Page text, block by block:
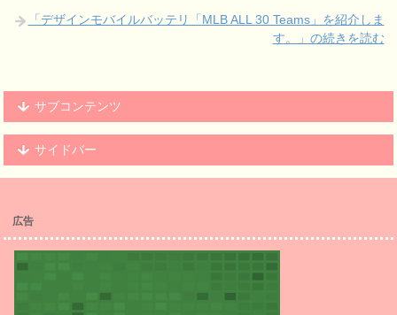
「デザインモバイルバッテリ「MLB ALL 30 Teams」を紹介しま
す。」の続きを読む
サブコンテンツ
サイドバー
広告